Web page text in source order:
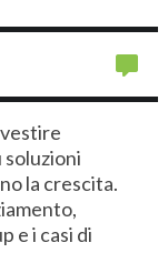
soluzioni
la crescita.
e i casi di